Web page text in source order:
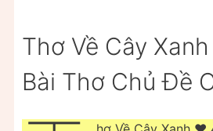
Thơ Về Cây
Bài Thơ Chủ Đề